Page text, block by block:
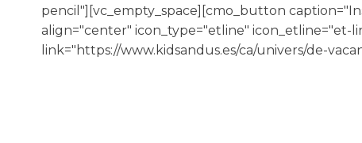
pencil"][vc_empty_space][cmo_button
align="center" icon_type="etline" icon_etline="et-
link="https://www.kidsandus.es/ca/univers/de-